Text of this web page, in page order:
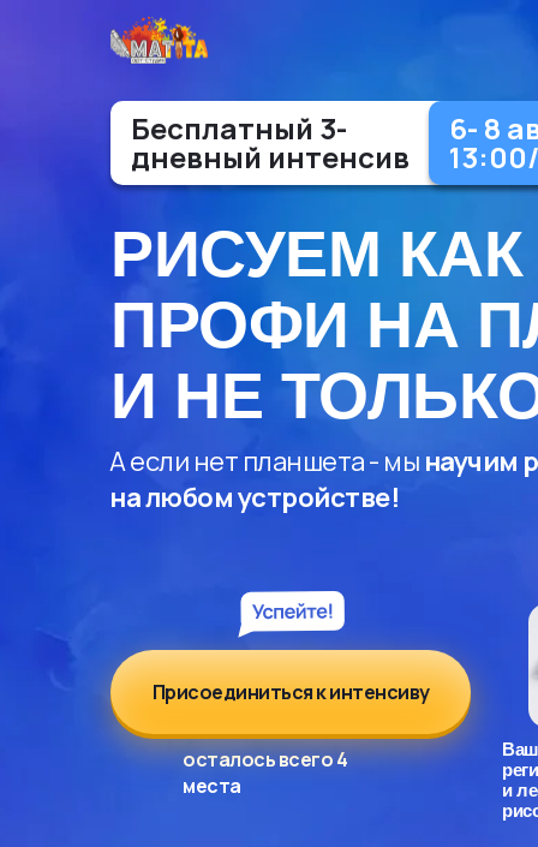
Ваш
и
А если нет планшета - мы научим
на любом устройстве!
6- 8
Бесплатный 3-
дневный интенсив
осталось всего 4
места
РИСУЕМ КАК
ПРОФИ НА
И НЕ
Присоединиться к интенсиву